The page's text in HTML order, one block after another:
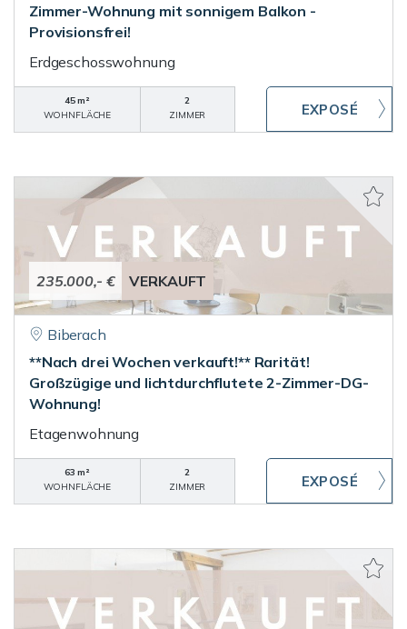
Zimmer-Wohnung mit sonnigem Balkon -
Provisionsfrei!
Erdgeschosswohnung
45 m²
WOHNFLÄCHE
2
ZIMMER
235.000,- € VERKAUFT
Biberach
**Nach drei Wochen verkauft!** Rarität!
Großzügige und lichtdurchflutete 2-Zimmer-DG-
Wohnung!
Etagenwohnung
63 m²
WOHNFLÄCHE
2
ZIMMER